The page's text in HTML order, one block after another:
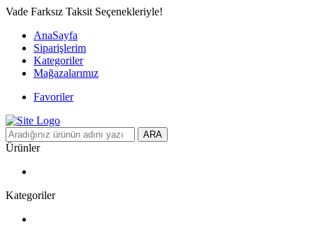
Vade Farksız Taksit Seçenekleriyle!
AnaSayfa
Siparişlerim
Kategoriler
Mağazalarımız
Favoriler
ARA
Ürünler
Kategoriler